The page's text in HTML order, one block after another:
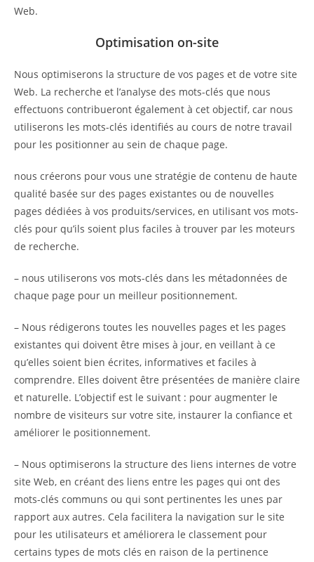
Web.
Optimisation on-site
Nous optimiserons la structure de vos pages et de votre site
Web. La recherche et l’analyse des mots-clés que nous
effectuons contribueront également à cet objectif, car nous
utiliserons les mots-clés identifiés au cours de notre travail
pour les positionner au sein de chaque page.
nous créerons pour vous une stratégie de contenu de haute
qualité basée sur des pages existantes ou de nouvelles
pages dédiées à vos produits/services, en utilisant vos mots-
clés pour qu’ils soient plus faciles à trouver par les moteurs
de recherche.
– nous utiliserons vos mots-clés dans les métadonnées de
chaque page pour un meilleur positionnement.
– Nous rédigerons toutes les nouvelles pages et les pages
existantes qui doivent être mises à jour, en veillant à ce
qu’elles soient bien écrites, informatives et faciles à
comprendre. Elles doivent être présentées de manière claire
et naturelle. L’objectif est le suivant : pour augmenter le
nombre de visiteurs sur votre site, instaurer la confiance et
améliorer le positionnement.
– Nous optimiserons la structure des liens internes de votre
site Web, en créant des liens entre les pages qui ont des
mots-clés communs ou qui sont pertinentes les unes par
rapport aux autres. Cela facilitera la navigation sur le site
pour les utilisateurs et améliorera le classement pour
certains types de mots clés en raison de la pertinence